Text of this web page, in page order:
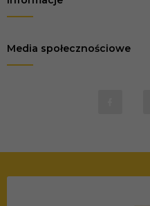
Media społecznościowe